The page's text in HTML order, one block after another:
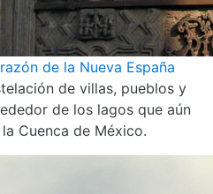
de la Nueva España
de villas, pueblos y
de los lagos que aún
Cuenca de México.